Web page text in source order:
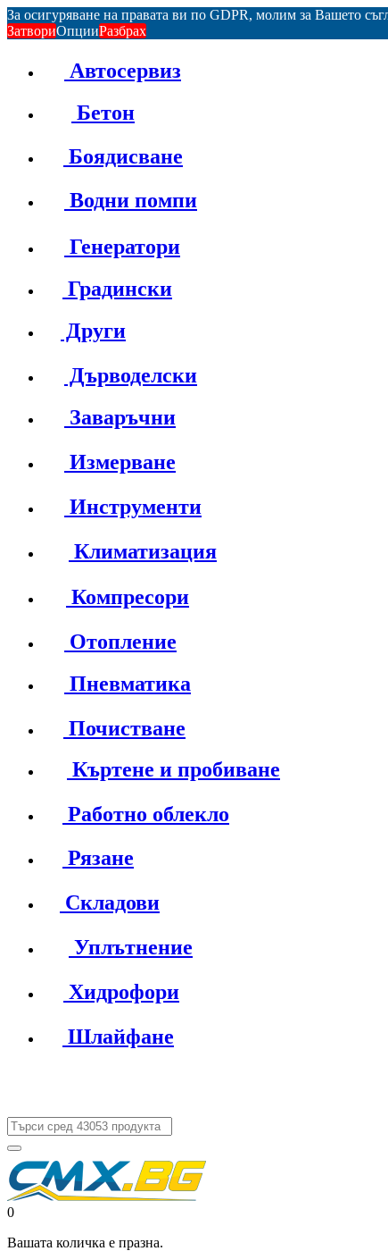
За осигуряване на правата ви по GDPR, молим за Вашето
ЗатвориОпцииРазбрах
Автосервиз
Бетон
Боядисване
Водни помпи
Генератори
Градински
Други
Дърводелски
Заваръчни
Измерване
Инструменти
Климатизация
Компресори
Отопление
Пневматика
Почистване
Къртене и пробиване
Работно облекло
Рязане
Складови
Уплътнение
Хидрофори
Шлайфане
0
Вашата количка е празна.